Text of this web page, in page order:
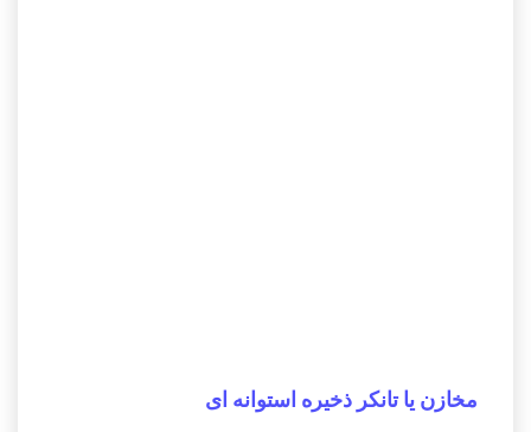
مخازن یا تانکر ذخیره استوانه ای